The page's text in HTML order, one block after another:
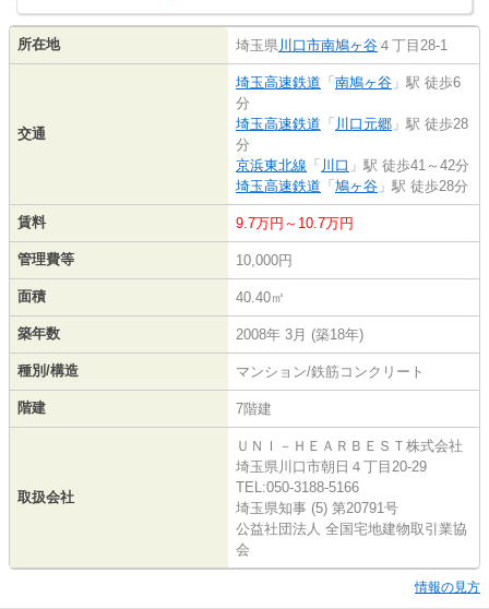
所在地 埼玉県川口市南鳩ヶ谷 ４丁目28-1
交通
埼玉高速鉄道 「 南鳩ヶ谷 」駅 徒歩6
分
埼玉高速鉄道 「 川口元郷 」駅 徒歩28
分
京浜東北線 「 川口 」駅 徒歩41～42分
埼玉高速鉄道 「 鳩ヶ谷 」駅 徒歩28分
賃料 9.7万円～10.7万円
管理費等 10,000円
面積 40.40㎡
築年数 2008年 3月 (築18年)
種別/構造 マンション/鉄筋コンクリート
階建 7階建
取扱会社
ＵＮＩ－ＨＥＡＲＢＥＳＴ株式会社
埼玉県川口市朝日４丁目20-29
TEL:050-3188-5166
埼玉県知事 (5) 第20791号
公益社団法人 全国宅地建物取引業協
会
情報の見方